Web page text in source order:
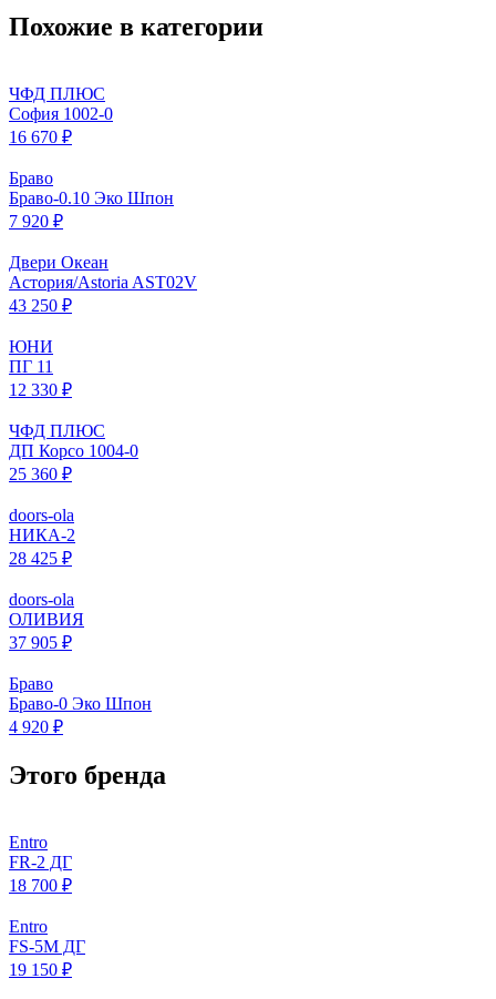
Похожие в категории
ЧФД ПЛЮС
София 1002-0
16 670 ₽
Браво
Браво-0.10 Эко Шпон
7 920 ₽
Двери Океан
Астория/Astoria AST02V
43 250 ₽
ЮНИ
ПГ 11
12 330 ₽
ЧФД ПЛЮС
ДП Корсо 1004-0
25 360 ₽
doors-ola
НИКА-2
28 425 ₽
doors-ola
ОЛИВИЯ
37 905 ₽
Браво
Браво-0 Эко Шпон
4 920 ₽
Этого бренда
Entro
FR-2 ДГ
18 700 ₽
Entro
FS-5M ДГ
19 150 ₽